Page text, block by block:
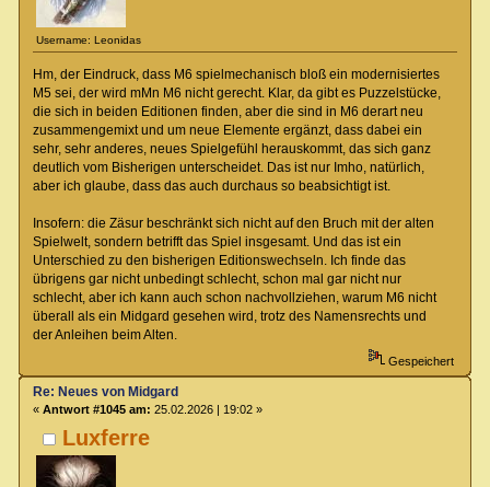
Username: Leonidas
Hm, der Eindruck, dass M6 spielmechanisch bloß ein modernisiertes
M5 sei, der wird mMn M6 nicht gerecht. Klar, da gibt es Puzzelstücke,
die sich in beiden Editionen finden, aber die sind in M6 derart neu
zusammengemixt und um neue Elemente ergänzt, dass dabei ein
sehr, sehr anderes, neues Spielgefühl herauskommt, das sich ganz
deutlich vom Bisherigen unterscheidet. Das ist nur Imho, natürlich,
aber ich glaube, dass das auch durchaus so beabsichtigt ist.
Insofern: die Zäsur beschränkt sich nicht auf den Bruch mit der alten
Spielwelt, sondern betrifft das Spiel insgesamt. Und das ist ein
Unterschied zu den bisherigen Editionswechseln. Ich finde das
übrigens gar nicht unbedingt schlecht, schon mal gar nicht nur
schlecht, aber ich kann auch schon nachvollziehen, warum M6 nicht
überall als ein Midgard gesehen wird, trotz des Namensrechts und
der Anleihen beim Alten.
Gespeichert
Luxferre
Re: Neues von Midgard
« Antwort #1045 am: 25.02.2026 | 19:02 »